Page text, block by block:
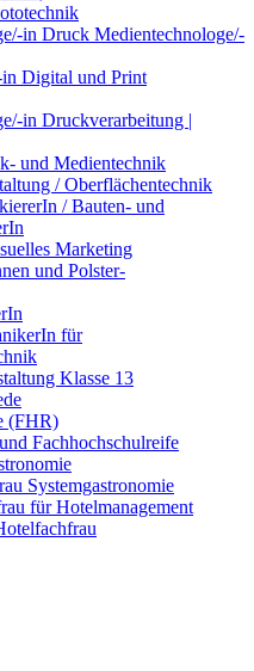
in Druck Medientechnologe/-
Digital und Print
in Druckverarbeitung |
und Medientechnik
/ Oberflächentechnik
/ Bauten- und
Marketing
und Polster-
für
Klasse 13
(FHR)
Fachhochschulreife
Systemgastronomie
für Hotelmanagement